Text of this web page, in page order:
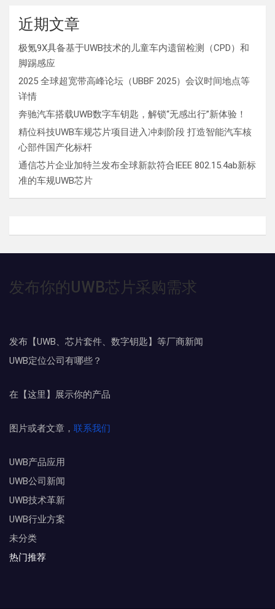
近期文章
极氪9X具备基于UWB技术的儿童车内遗留检测（CPD）和
脚踢感应
2025 全球超宽带高峰论坛（UBBF 2025）会议时间地点等
详情
奔驰汽车搭载UWB数字车钥匙，解锁“无感出行”新体验！
精位科技UWB车规芯片项目进入冲刺阶段 打造智能汽车核
心部件国产化标杆
通信芯片企业加特兰发布全球新款符合IEEE 802.15.4ab新标
准的车规UWB芯片
发布你的UWB芯片采购需求
发布【UWB、芯片套件、数字钥匙】等厂商新闻
UWB定位公司有哪些？
在【这里】展示你的产品
图片或者文章， 联系我们
UWB产品应用
UWB公司新闻
UWB技术革新
UWB行业方案
未分类
热门推荐